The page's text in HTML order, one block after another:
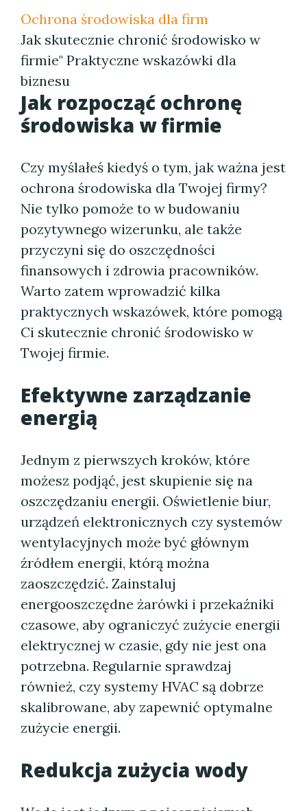
Ochrona środowiska dla firm
Jak skutecznie chronić środowisko w
firmie" Praktyczne wskazówki dla
biznesu
Jak rozpocząć ochronę
środowiska w firmie
Czy myślałeś kiedyś o tym, jak ważna jest
ochrona środowiska dla Twojej firmy?
Nie tylko pomoże to w budowaniu
pozytywnego wizerunku, ale także
przyczyni się do oszczędności
finansowych i zdrowia pracowników.
Warto zatem wprowadzić kilka
praktycznych wskazówek, które pomogą
Ci skutecznie chronić środowisko w
Twojej firmie.
Efektywne zarządzanie
energią
Jednym z pierwszych kroków, które
możesz podjąć, jest skupienie się na
oszczędzaniu energii. Oświetlenie biur,
urządzeń elektronicznych czy systemów
wentylacyjnych może być głównym
źródłem energii, którą można
zaoszczędzić. Zainstaluj
energooszczędne żarówki i przekaźniki
czasowe, aby ograniczyć zużycie energii
elektrycznej w czasie, gdy nie jest ona
potrzebna. Regularnie sprawdzaj
również, czy systemy HVAC są dobrze
skalibrowane, aby zapewnić optymalne
zużycie energii.
Redukcja zużycia wody